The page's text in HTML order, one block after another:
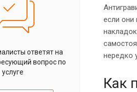
если они
нередко
Как
ответят на
вопрос по
услуге